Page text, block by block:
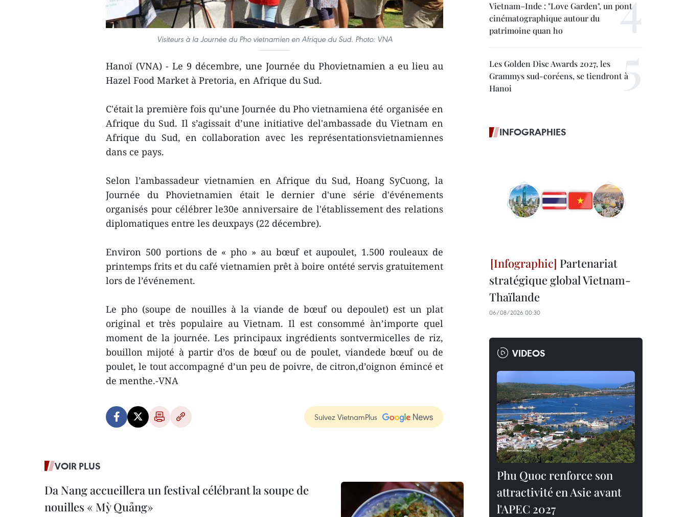
Visiteurs à la Journée du Pho vietnamien en Afrique du Sud. Photo: VNA
Hanoï (VNA) - Le 9 décembre, une Journée du Phovietnamien a eu lieu au
Hazel Food Market à Pretoria, en Afrique du Sud.
C'était la première fois qu’une Journée du Pho vietnamiena été organisée en
Afrique du Sud. Il s’agissait d’une initiative del'ambassade du Vietnam en
Afrique du Sud, en collaboration avec les représentationsvietnamiennes
dans ce pays.
Selon l’ambassadeur vietnamien en Afrique du Sud, Hoang SyCuong, la
Journée du Phovietnamien était le dernier d'une série d'événements
organisés pour célébrer le30e anniversaire de l'établissement des relations
diplomatiques entre les deuxpays (22 décembre).
Environ 500 portions de « pho » au bœuf et aupoulet, 1.500 rouleaux de
printemps frits et du café vietnamien prêt à boire ontété servis gratuitement
lors de l’événement.
Le pho (soupe de nouilles à la viande de bœuf ou depoulet) est un plat
original et très populaire au Vietnam. Il est consommé àn’importe quel
moment de la journée. Les principaux ingrédients sontvermicelles de riz,
bouillon mijoté à partir d’os de bœuf ou de poulet, viandede bœuf ou de
poulet, le tout accompagné d’un peu de poivre, de citron,d’oignon émincé et
de menthe.-VNA
Suivez VietnamPlus
VOIR PLUS
Da Nang accueillera un festival célébrant la soupe de
nouilles « Mỳ Quảng»
Vietnam–Inde : "Love Garden", un pont
cinématographique autour du
patrimoine quan ho
Les Golden Disc Awards 2027, les
Grammys sud-coréens, se tiendront à
Hanoi
INFOGRAPHIES
Partenariat
stratégique global Vietnam-
Thaïlande
06/08/2026 00:30
VIDEOS
Phu Quoc renforce son
attractivité en Asie avant
l'APEC 2027